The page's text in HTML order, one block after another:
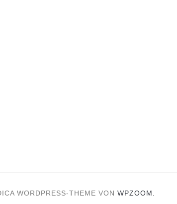
WORDPRESS-THEME VON WPZOOM.